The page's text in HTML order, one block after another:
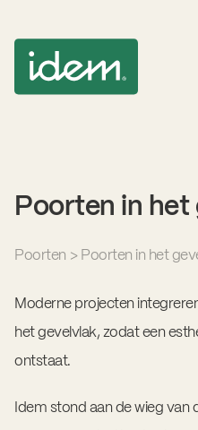
Poorten in
Poorten > Poorten in het
Moderne projecten
het gevelvlak, zodat een
ontstaat.
Idem stond aan de wieg